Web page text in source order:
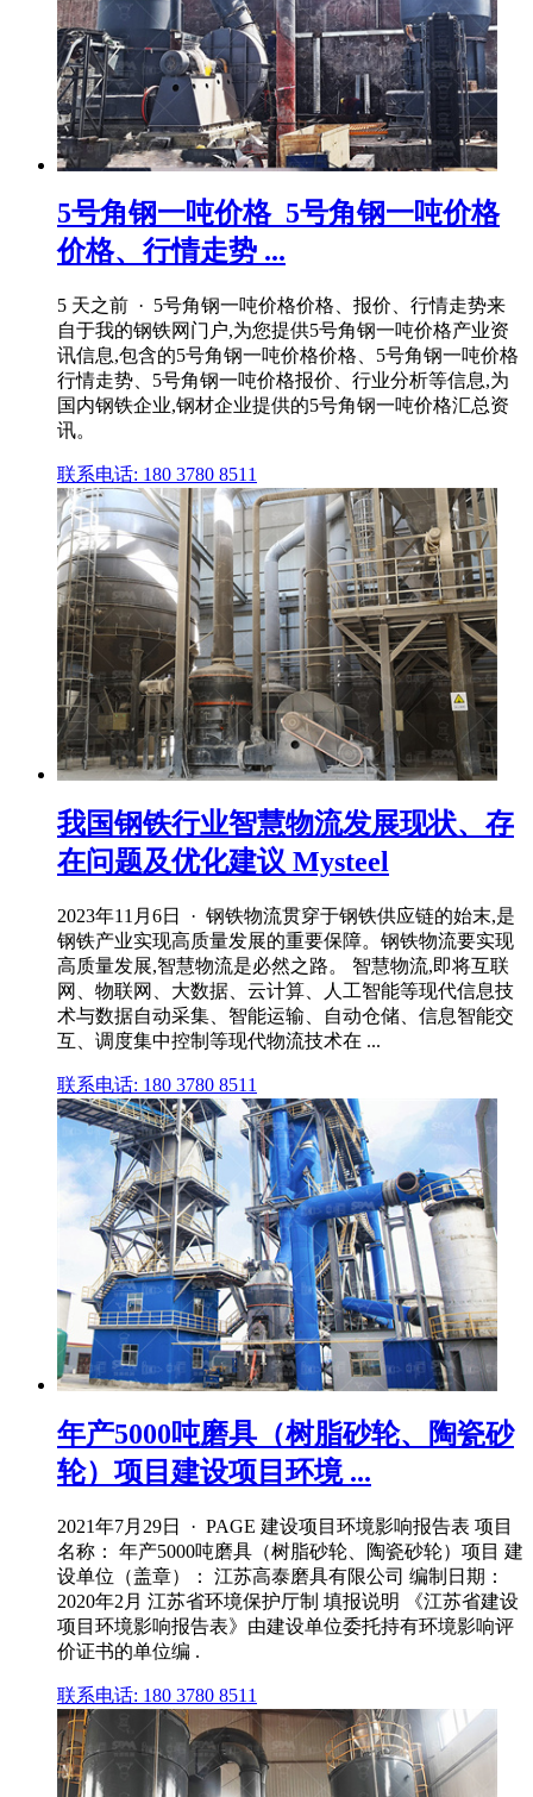
5号角钢一吨价格_5号角钢一吨价格
价格、行情走势 ...
5 天之前 · 5号角钢一吨价格价格、报价、行情走势来
自于我的钢铁网门户,为您提供5号角钢一吨价格产业资
讯信息,包含的5号角钢一吨价格价格、5号角钢一吨价格
行情走势、5号角钢一吨价格报价、行业分析等信息,为
国内钢铁企业,钢材企业提供的5号角钢一吨价格汇总资
讯。
联系电话: 180 3780 8511
我国钢铁行业智慧物流发展现状、存
在问题及优化建议 Mysteel
2023年11月6日 · 钢铁物流贯穿于钢铁供应链的始末,是
钢铁产业实现高质量发展的重要保障。钢铁物流要实现
高质量发展,智慧物流是必然之路。 智慧物流,即将互联
网、物联网、大数据、云计算、人工智能等现代信息技
术与数据自动采集、智能运输、自动仓储、信息智能交
互、调度集中控制等现代物流技术在 ...
联系电话: 180 3780 8511
年产5000吨磨具（树脂砂轮、陶瓷砂
轮）项目建设项目环境 ...
2021年7月29日 · PAGE 建设项目环境影响报告表 项目
名称： 年产5000吨磨具（树脂砂轮、陶瓷砂轮）项目 建
设单位（盖章）： 江苏高泰磨具有限公司 编制日期：
2020年2月 江苏省环境保护厅制 填报说明 《江苏省建设
项目环境影响报告表》由建设单位委托持有环境影响评
价证书的单位编 .
联系电话: 180 3780 8511